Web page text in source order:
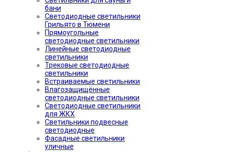
бани
Светодиодные светильники
Грильято в Тюмени
Прямоугольные
светодиодные светильники
Линейные светодиодные
светильники
Трековые светодиодные
светильники
Встраиваемые светильники
Влагозащищённые
светодиодные светильники
Светодиодные светильники
для ЖКХ
Светильники подвесные
светодиодные
Фасадные светильники
уличные